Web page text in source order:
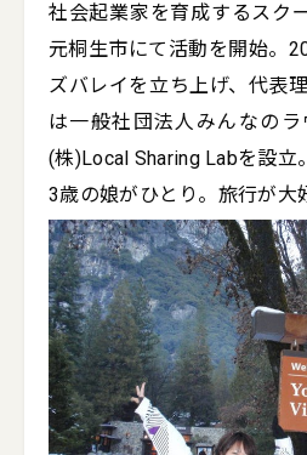
社会起業家を育成するスク
元桐生市にて活動を開始。
ズバレイを立ち上げ、代表
は一般社団法人みんなの
(株)Local Sharing Labを設立。
3歳の娘がひとり。旅行が大